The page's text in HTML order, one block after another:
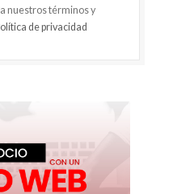
nuestros términos y
de privacidad